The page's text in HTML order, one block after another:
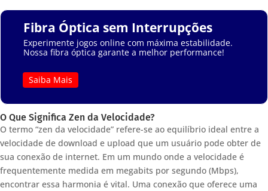
Fibra Óptica sem Interrupções
Experimente jogos online com máxima estabilidade.
Nossa fibra óptica garante a melhor performance!
Saiba Mais
O Que Significa Zen da Velocidade?
O termo “zen da velocidade” refere-se ao equilíbrio ideal entre a
velocidade de download e upload que um usuário pode obter de
sua conexão de internet. Em um mundo onde a velocidade é
frequentemente medida em megabits por segundo (Mbps),
encontrar essa harmonia é vital. Uma conexão que oferece uma